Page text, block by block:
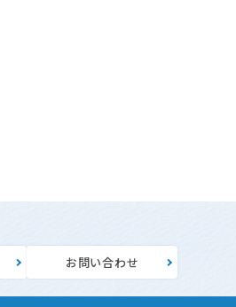
お問い合わせ